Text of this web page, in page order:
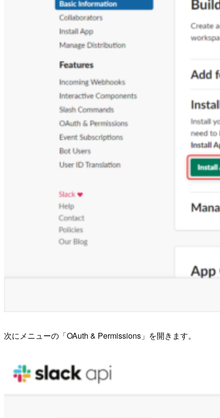
次にメニューの「OAuth & Permissions」を開きます。